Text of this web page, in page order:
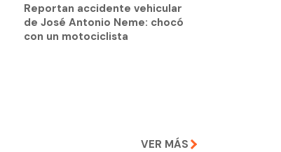
Reportan accidente vehicular
de José Antonio Neme: chocó
con un motociclista
VER MÁS